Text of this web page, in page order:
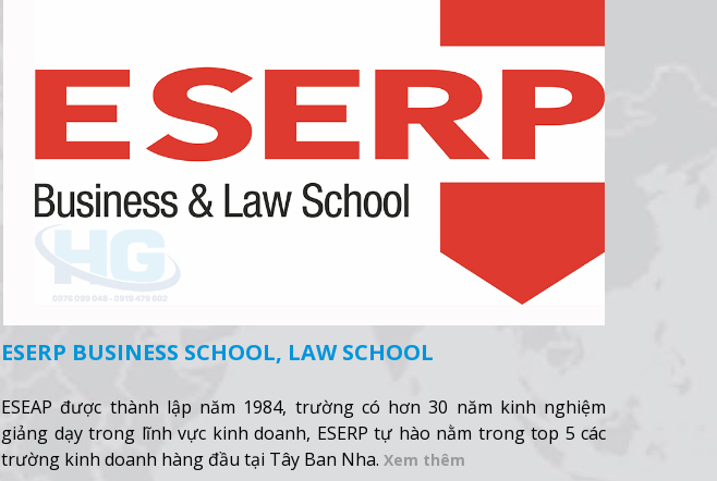
ESERP BUSINESS SCHOOL, LAW SCHOOL
ESEAP được thành lập năm 1984, trường có hơn 30 năm kinh nghiệm
giảng dạy trong lĩnh vực kinh doanh, ESERP tự hào nằm trong top 5 các
trường kinh doanh hàng đầu tại Tây Ban Nha. Xem thêm